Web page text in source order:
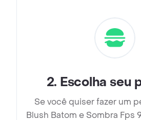
2. Escolha seu
Se você quiser fazer um
Blush Batom e Sombra Fps